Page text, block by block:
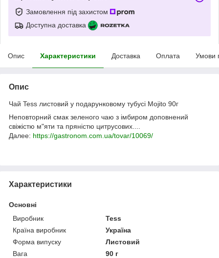
Замовлення під захистом
Доступна доставка
Опис Характеристики Доставка Оплата Умови
Опис
Чай Tess листовий у подарунковому тубусі Mojito 90г
Неповторний смак зеленого чаю з імбиром доповнений
свіжістю м"яти та пряністю цитрусових....
Далее: https://gastronom.com.ua/tovar/10069/
Характеристики
Основні
Виробник
Tess
Країна виробник
Україна
Форма випуску
Листовий
Вага
90 г